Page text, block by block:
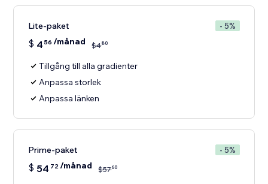
Lite-paket - 5%
$ 4 56 /månad $480
Tillgång till alla gradienter
Anpassa storlek
Anpassa länken
Prime-paket - 5%
$ 54 72/månad $5760